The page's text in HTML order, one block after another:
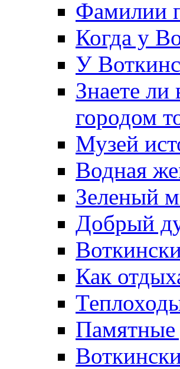
Фамилии
Когда у
У
Знаете ли
городом
Музей
Водная
Зеленый
Добрый
Как
Памятные